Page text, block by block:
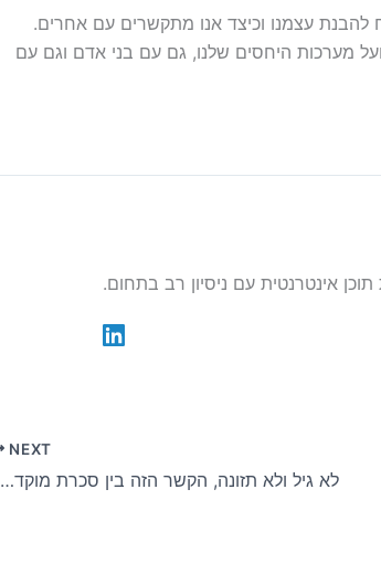
עצמנו וכיצד אנו מתקשרים עם אחרים.
ועל מערכות היחסים שלנו, גם עם בני אדם וגם עם
NEXT
לא גיל ולא תזונה, הקשר הזה בין סכרת מוקדמת להפרעות מוח מפתיע את הרופאים